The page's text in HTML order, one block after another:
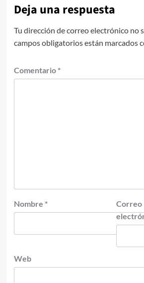
Deja una respuesta
Tu dirección de correo electrónico no
campos obligatorios están marcados
Comentario *
Nombre *
Correo
Web